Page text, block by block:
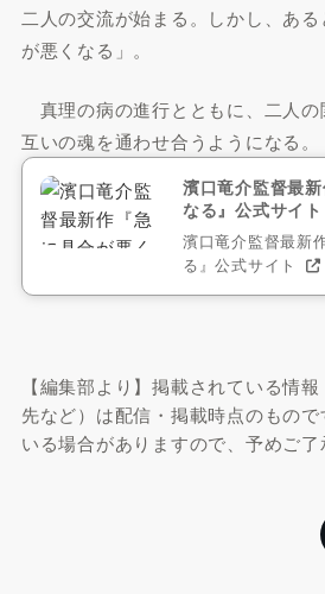
二人の交流が始まる。しかし、あ
が悪くなる」。
真理の病の進行とともに、二人の
互いの魂を通わせ合うようになる。
濱口竜介監督最
なる』公式サイト
濱口竜介監督最新
る』公式サイト
【編集部より】掲載されている情
先など）は配信・掲載時点のもの
いる場合がありますので、予めご了